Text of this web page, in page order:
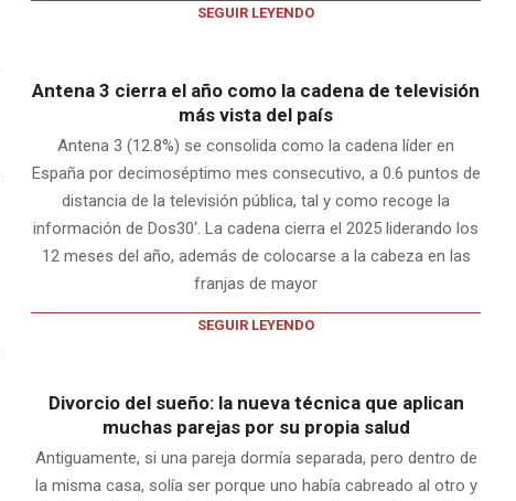
SEGUIR LEYENDO
Antena 3 cierra el año como la cadena de televisión
más vista del país
Antena 3 (12.8%) se consolida como la cadena líder en
España por decimoséptimo mes consecutivo, a 0.6 puntos de
distancia de la televisión pública, tal y como recoge la
información de Dos30‘. La cadena cierra el 2025 liderando los
12 meses del año, además de colocarse a la cabeza en las
franjas de mayor
SEGUIR LEYENDO
Divorcio del sueño: la nueva técnica que aplican
muchas parejas por su propia salud
Antiguamente, si una pareja dormía separada, pero dentro de
la misma casa, solía ser porque uno había cabreado al otro y